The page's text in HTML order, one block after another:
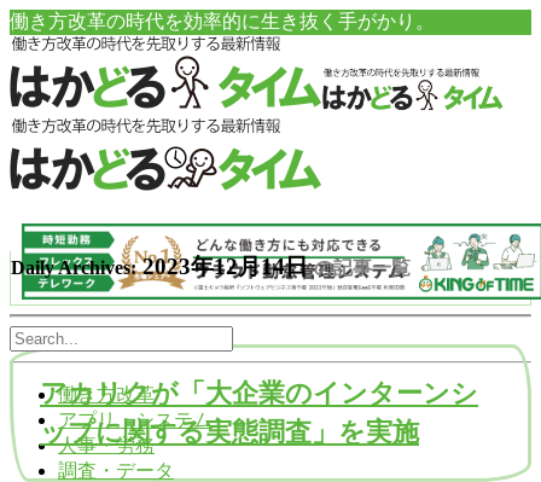
働き方改革の時代を効率的に生き抜く手がかり。
働き方改革
アプリ・システム
人事・労務
調査・データ
Daily Archives:2023年12月14日の記事一覧
アカリクが「大企業のインターンシ
ップに関する実態調査」を実施